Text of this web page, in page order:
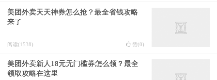
美团外卖天天神券怎么抢？最全省钱攻略
来了
阅读(1538) 赞(0)
美团外卖新人18元无门槛券怎么领？最全
领取攻略在这里